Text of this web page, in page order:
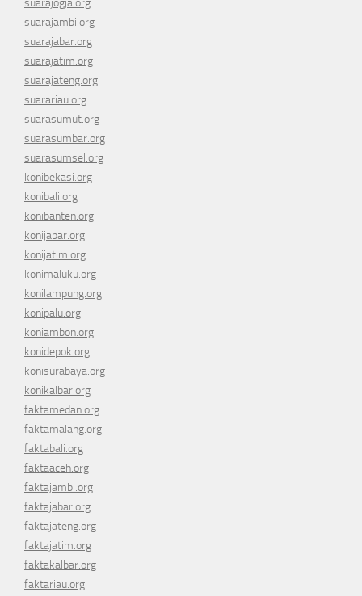
suarajogja.org
suarajambi.org
suarajabar.org
suarajatim.org
suarajateng.org
suarariau.org
suarasumut.org
suarasumbar.org
suarasumsel.org
konibekasi.org
konibali.org
konibanten.org
konijabar.org
konijatim.org
konimaluku.org
konilampung.org
konipalu.org
koniambon.org
konidepok.org
konisurabaya.org
konikalbar.org
faktamedan.org
faktamalang.org
faktabali.org
faktaaceh.org
faktajambi.org
faktajabar.org
faktajateng.org
faktajatim.org
faktakalbar.org
faktariau.org